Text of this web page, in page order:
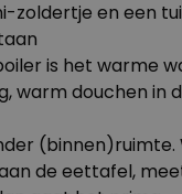
zoldertje en een
is het warme
warm douchen in
de eettafel,